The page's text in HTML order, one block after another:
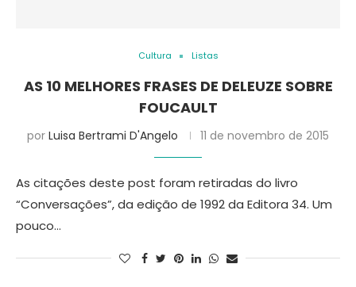
Cultura Listas
AS 10 MELHORES FRASES DE DELEUZE SOBRE
FOUCAULT
por Luisa Bertrami D'Angelo 11 de novembro de 2015
As citações deste post foram retiradas do livro
“Conversações”, da edição de 1992 da Editora 34. Um
pouco…